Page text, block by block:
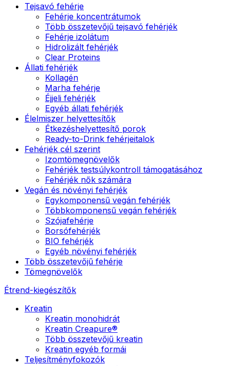
Tejsavó fehérje
Fehérje koncentrátumok
Több összetevőjű tejsavó fehérjék
Fehérje izolátum
Hidrolizált fehérjék
Clear Proteins
Állati fehérjék
Kollagén
Marha fehérje
Éjjeli fehérjék
Egyéb állati fehérjék
Élelmiszer helyettesítők
Étkezéshelyettesítő porok
Ready-to-Drink fehérjeitalok
Fehérjék cél szerint
Izomtömegnövelők
Fehérjék testsúlykontroll támogatásához
Fehérjék nők számára
Vegán és növényi fehérjék
Egykomponensű vegán fehérjék
Többkomponensű vegán fehérjék
Szójafehérje
Borsófehérjék
BIO fehérjék
Egyéb növényi fehérjék
Több összetevőjű fehérje
Tömegnövelők
Étrend-kiegészítők
Kreatin
Kreatin monohidrát
Kreatin Creapure®
Több összetevőjű kreatin
Kreatin egyéb formái
Teljesítményfokozók